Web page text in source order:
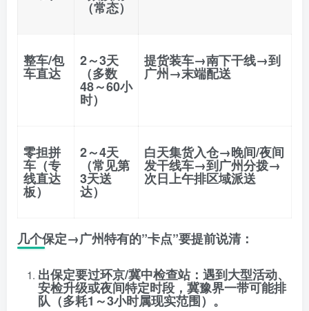
（常态）
整车/包
车直达
2～3天
（多数
48～60小
时）
提货装车→南下干线→到
广州→末端配送
零担拼
车（专
线直达
板）
2～4天
（常见第
3天送
达）
白天集货入仓→晚间/夜间
发干线车→到广州分拨→
次日上午排区域派送
几个保定→广州特有的”卡点”要提前说清：
出保定要过环京/冀中检查站：遇到大型活动、
安检升级或夜间特定时段，冀豫界一带可能排
队（多耗1～3小时属现实范围）。